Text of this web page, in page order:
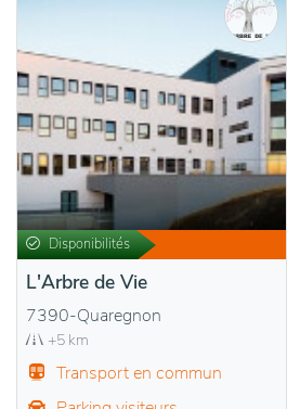
Disponibilités
L'Arbre de Vie
7390-Quaregnon
+5 km
Transport en commun